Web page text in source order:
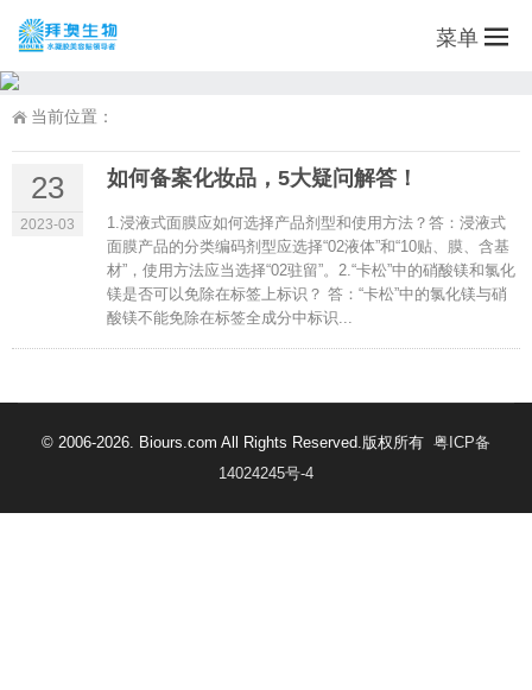
菜单
当前位置：
23
2023-03
如何备案化妆品，5大疑问解答！
1.浸液式面膜应如何选择产品剂型和使用方法？答：浸液式
面膜产品的分类编码剂型应选择“02液体”和“10贴、膜、含基
材”，使用方法应当选择“02驻留”。2.“卡松”中的硝酸镁和氯化
镁是否可以免除在标签上标识？ 答：“卡松”中的氯化镁与硝
酸镁不能免除在标签全成分中标识...
© 2006-2026. Biours.com All Rights Reserved.版权所有 粤ICP备
14024245号-4